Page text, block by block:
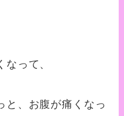
って、
と、お腹が痛くなっ